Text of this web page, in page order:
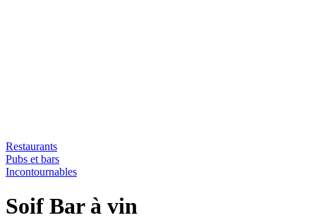
Restaurants
Pubs et bars
Incontournables
Soif Bar à vin